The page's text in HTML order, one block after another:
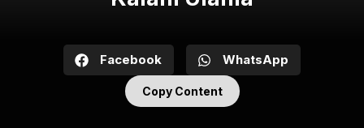
Facebook WhatsApp
Copy Content